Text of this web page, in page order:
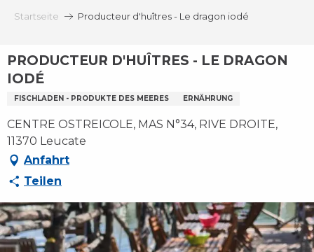
Startseite Producteur d'huîtres - Le dragon iodé
PRODUCTEUR D'HUÎTRES - LE DRAGON
IODÉ
FISCHLADEN - PRODUKTE DES MEERES ERNÄHRUNG
CENTRE OSTREICOLE, MAS N°34, RIVE DROITE,
11370 Leucate
Anfahrt
Teilen